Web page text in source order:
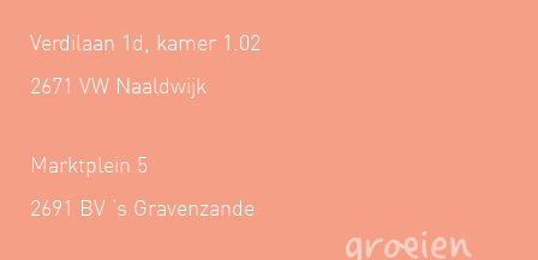
Verdilaan 1d, kamer 1.02
2671 VW Naaldwijk
Marktplein 5
2691 BV ‘s Gravenzande